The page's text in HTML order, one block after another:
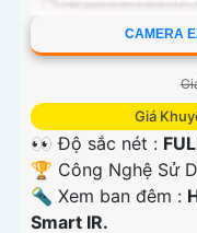
CAMERA
Giá
👀 Độ sắc nét :
🏆 Công Nghệ Sử
🔦 Xem ban đêm :
Smart IR.